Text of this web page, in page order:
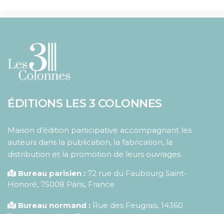
ÉDITIONS LES 3 COLONNES
Maison d’édition participative accompagnant les
auteurs dans la publication, la fabrication, la
distribution et la promotion de leurs ouvrages.
Bureau parisien : 72 rue du Faubourg Saint-
Honoré, 75008 Paris, France
Bureau normand : Rue des Feugrais, 14360